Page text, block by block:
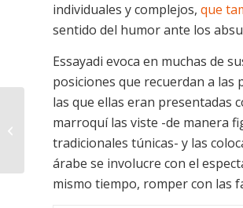
individuales y complejos, que
sentido del humor ante los
Essayadi evoca en muchas de
posiciones que recuerdan a las
las que ellas eran presentadas
marroquí las viste -de manera
tradicionales túnicas- y las
árabe se involucre con el
mismo tiempo, romper con las
Ngũgĩ y la transmisión
de la sabiduría